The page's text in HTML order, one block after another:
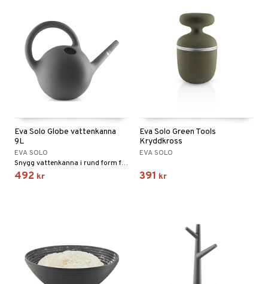
Eva Solo Globe vattenkanna
9L
EVA SOLO
Snygg vattenkanna i rund form från Eva Solo.
492 kr
Eva Solo Green Tools
Kryddkross
EVA SOLO
391 kr